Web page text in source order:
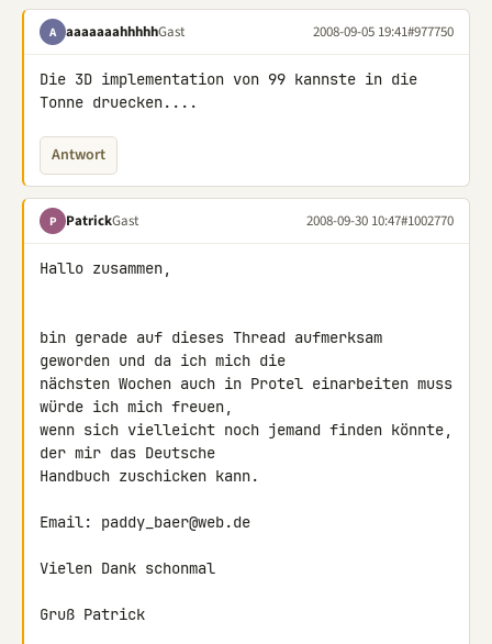
A aaaaaaahhhhhGast 2008-09-05 19:41#977750
Die 3D implementation von 99 kannste in die
Tonne druecken....
Antwort
P PatrickGast 2008-09-30 10:47#1002770
Hallo zusammen,
bin gerade auf dieses Thread aufmerksam
geworden und da ich mich die
nächsten Wochen auch in Protel einarbeiten muss
würde ich mich freuen,
wenn sich vielleicht noch jemand finden könnte,
der mir das Deutsche
Handbuch zuschicken kann.
Email: paddy_baer@web.de
Vielen Dank schonmal
Gruß Patrick